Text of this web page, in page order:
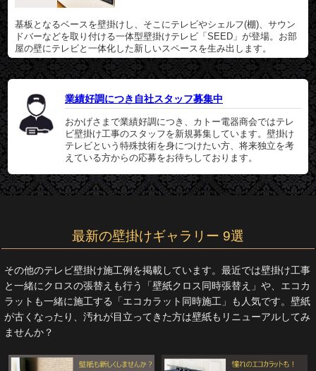
基板となるベースを壁掛けし、そこにテレビやシェルフ(棚)、サウン
ドバーなどを取り付ける一体型壁掛けテレビ「SEED」が登場。お部
屋の壁にテレビと一体化した新しいスペースを生み出します。
業績好調につき自社スタッフ募集中
おかげさまで業績好調につき、カトー電器商会ではテレ
ビ壁掛け工事のスタッフを新規募集しています。壁掛け
テレビという特殊技術を身につけたい方、将来独立を考
えている方からの応募をお待ちしております。
最新の壁掛けギャラリー 9選
その他のテレビ壁掛け施工例を掲載しています。最近では壁掛け工事
と一緒にクロスの張替えも行う「壁紙クロス同時張替え」や、エコカ
ラットも一緒に施工する「エコカラット同時施工」も人気です。壁紙
が古くなったり、汚れが目立ってきた方は壁紙もリニューアルしてみ
ませんか？